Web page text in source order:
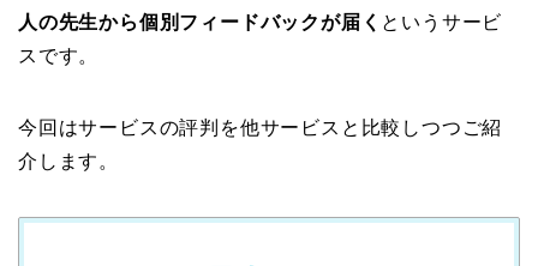
人の先生から個別フィードバックが届く というサービ
スです。
今回はサービスの評判を他サービスと比較しつつご紹
介します。